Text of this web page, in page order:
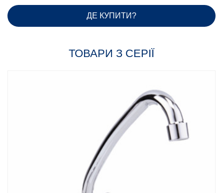
ДЕ КУПИТИ?
ТОВАРИ З СЕРІЇ